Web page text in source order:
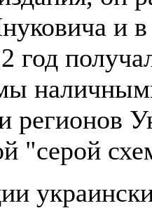
и
год
регионов
"серой